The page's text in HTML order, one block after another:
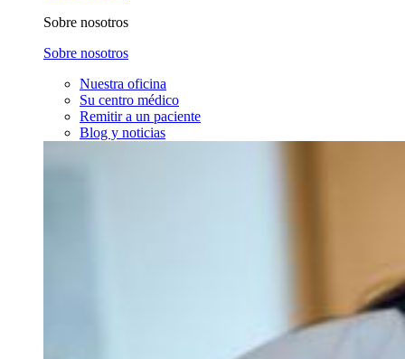
Sobre nosotros
Sobre nosotros
Nuestra oficina
Su centro médico
Remitir a un paciente
Blog y noticias